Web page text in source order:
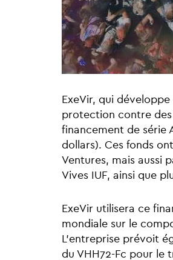
ExeVir, qui
protection contre des
financement de série
dollars). Ces fonds
Ventures, mais aussi
Vives IUF, ainsi que
ExeVir utilisera ce
mondiale sur le
L’entreprise prévoit
du VHH72-Fc pour le